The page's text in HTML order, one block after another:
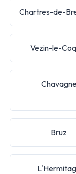
Chartres-de-
Vezin-le-
Bruz